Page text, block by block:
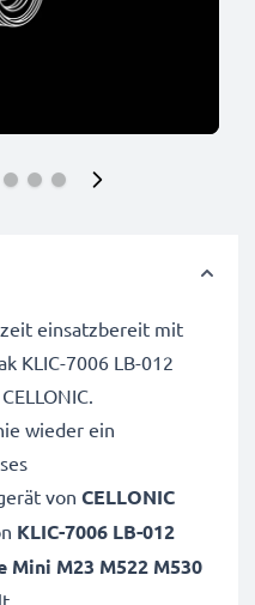
einsatzbereit mit
KLIC-7006 LB-012
wieder ein
von CELLONIC
KLIC-7006 LB-012
Mini M23 M522 M530